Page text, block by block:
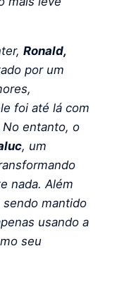
Ronald,
por um
foi até lá com
entanto, o
, um
nada. Além
mantido
usando a
seu